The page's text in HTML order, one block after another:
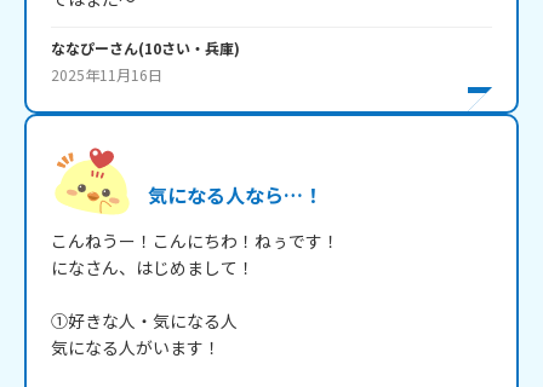
ななぴーさん(10さい・ 兵庫)
2025年11月16日
気になる人なら…！
こんねうー！こんにちわ！ねぅです！
になさん、はじめまして！
①好きな人・気になる人
気になる人がいます！